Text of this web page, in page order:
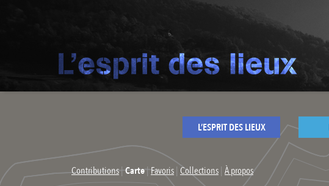
L’ESPRIT DES LIEUX
Contributions|Carte|Favoris| Collections| À propos